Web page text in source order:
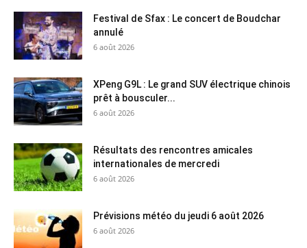
Festival de Sfax : Le concert de Boudchar
annulé
6 août 2026
XPeng G9L : Le grand SUV électrique chinois
prêt à bousculer...
6 août 2026
Résultats des rencontres amicales
internationales de mercredi
6 août 2026
Prévisions météo du jeudi 6 août 2026
6 août 2026